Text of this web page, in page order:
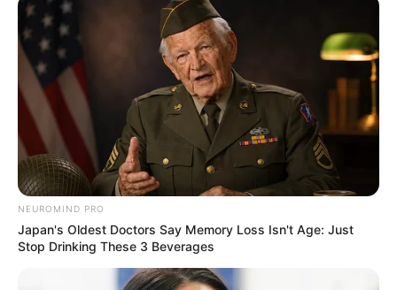
NEUROMIND PRO
Japan's Oldest Doctors Say Memory Loss Isn't Age: Just
Stop Drinking These 3 Beverages